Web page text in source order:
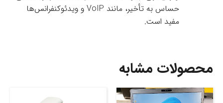
حساس به تأخیر، مانند VoIP و ویدئوکنفرانس‌ها
مفید است.
محصولات مشابه